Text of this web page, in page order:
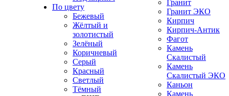
По цвету
Бежевый
Жёлтый и
золотистый
Зелёный
Коричневый
Серый
Красный
Светлый
Тёмный
Гранит
Гранит ЭКО
Кирпич
Кирпич-Антик
Фагот
Камень
Скалистый
Камень
Скалистый ЭКО
Каньон
Камень